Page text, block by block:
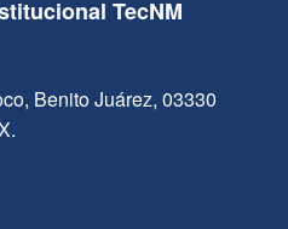
TecNM
Benito Juárez, 03330